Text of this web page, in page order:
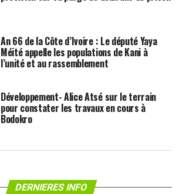
An 66 de la Côte d’Ivoire : Le député Yaya
Méité appelle les populations de Kani à
l’unité et au rassemblement
Développement- Alice Atsé sur le terrain
pour constater les travaux en cours à
Bodokro
DERNIERES INFO